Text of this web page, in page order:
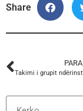
Share
PARA